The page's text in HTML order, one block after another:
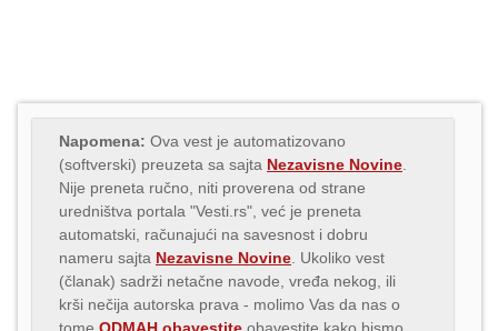
Napomena: Ova vest je automatizovano
(softverski) preuzeta sa sajta Nezavisne Novine
Nije preneta ručno, niti proverena od strane
uredništva portala "Vesti.rs", već je preneta
automatski, računajući na savesnost i dobru
nameru sajta Nezavisne Novine . Ukoliko vest
(članak) sadrži netačne navode, vređa nekog, ili
krši nečija autorska prava - molimo Vas da nas o
tome ODMAH obavestite obavestite kako bismo